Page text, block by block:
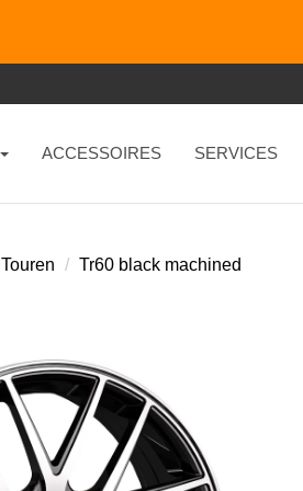
ACCESSOIRES SERVICES
Touren Tr60 black machined